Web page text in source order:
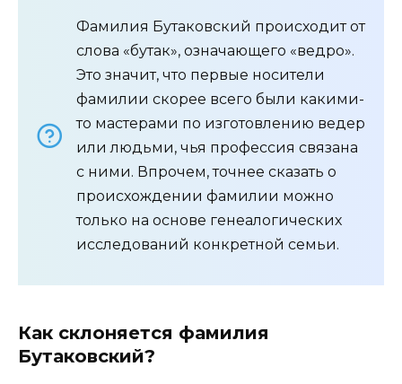
Фамилия Бутаковский происходит от
слова «бутак», означающего «ведро».
Это значит, что первые носители
фамилии скорее всего были какими-
то мастерами по изготовлению ведер
или людьми, чья профессия связана
с ними. Впрочем, точнее сказать о
происхождении фамилии можно
только на основе генеалогических
исследований конкретной семьи.
Как склоняется фамилия
Бутаковский?